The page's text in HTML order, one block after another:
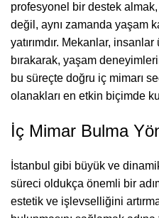
profesyonel bir destek
değil, aynı zamanda yaşam
yatırımdır. Mekanlar,
bırakarak, yaşam
bu süreçte doğru iç mimarı
olanakları en etkin biçimde
İç Mimar Bulma
İstanbul gibi büyük ve
süreci oldukça önemli bir
estetik ve işlevselliğini